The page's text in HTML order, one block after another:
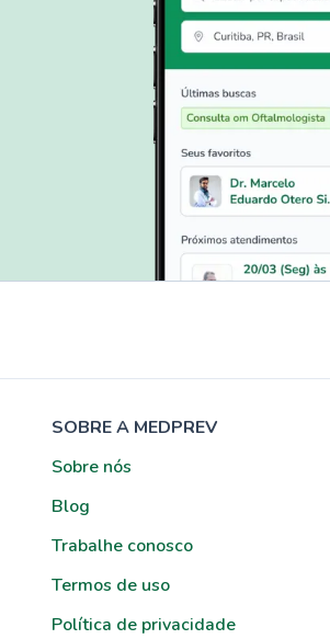
SOBRE A MEDPREV
Sobre nós
Blog
Trabalhe conosco
Termos de uso
Política de privacidade